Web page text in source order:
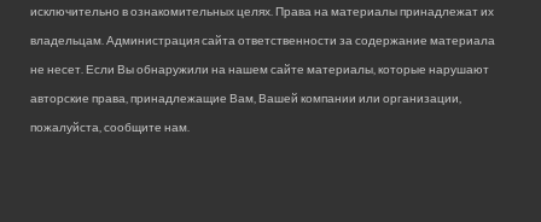
исключительно в ознакомительных целях. Права на материалы принадлежат их
владельцам. Администрация сайта ответственности за содержание материала
не несет. Если Вы обнаружили на нашем сайте материалы, которые нарушают
авторские права, принадлежащие Вам, Вашей компании или организации,
пожалуйста, сообщите нам.